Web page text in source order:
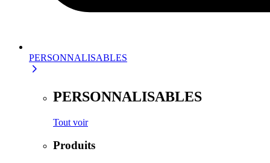
PERSONNALISABLES
PERSONNALISABLES
Tout voir
Produits